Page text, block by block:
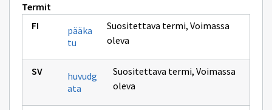
Termit
pääka
tu
Suositettava termi,Voimassa
oleva
huvudg
ata
Suositettava termi, Voimassa
oleva